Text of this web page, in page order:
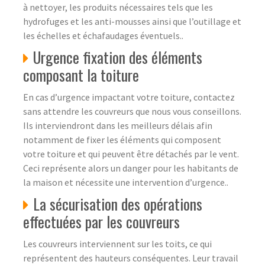
à nettoyer, les produits nécessaires tels que les
hydrofuges et les anti-mousses ainsi que l’outillage et
les échelles et échafaudages éventuels..
Urgence fixation des éléments
composant la toiture
En cas d’urgence impactant votre toiture, contactez
sans attendre les couvreurs que nous vous conseillons.
Ils interviendront dans les meilleurs délais afin
notamment de fixer les éléments qui composent
votre toiture et qui peuvent être détachés par le vent.
Ceci représente alors un danger pour les habitants de
la maison et nécessite une intervention d’urgence..
La sécurisation des opérations
effectuées par les couvreurs
Les couvreurs interviennent sur les toits, ce qui
représentent des hauteurs conséquentes. Leur travail